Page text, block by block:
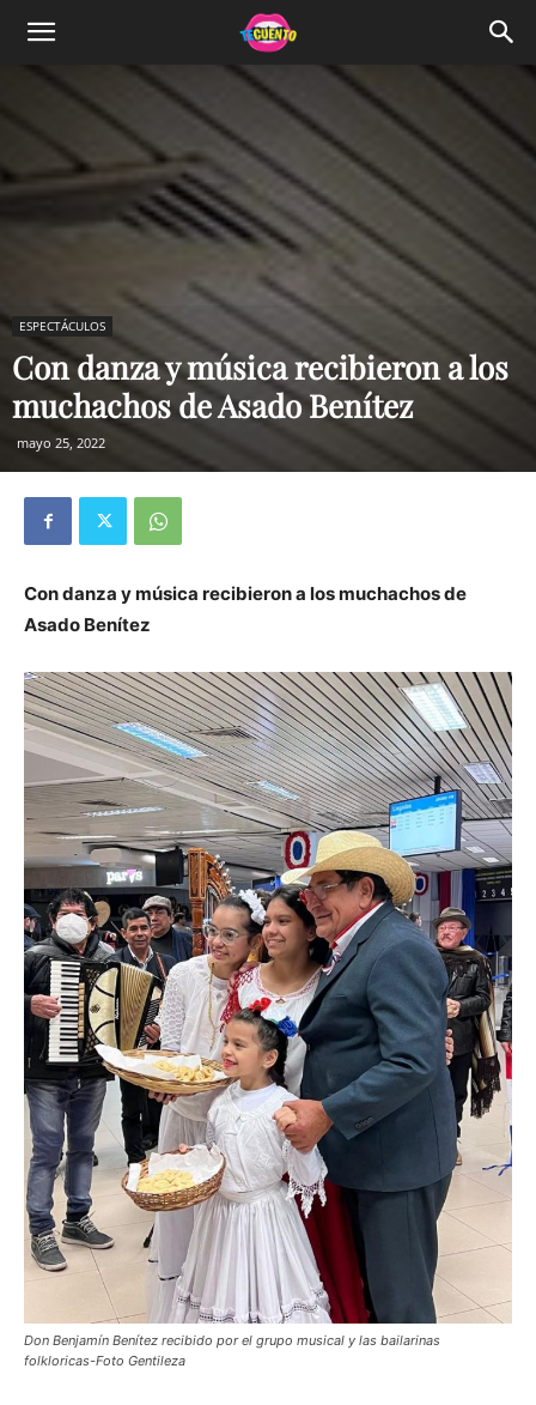
ESPECTÁCULOS
Con danza y música recibieron a los
muchachos de Asado Benítez
mayo 25, 2022
Con danza y música recibieron a los muchachos de
Asado Benítez
Don Benjamín Benítez recibido por el grupo musical y las bailarinas
folkloricas-Foto Gentileza